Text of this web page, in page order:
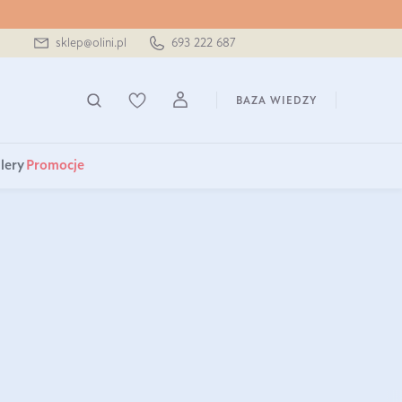
sklep@olini.pl 693 222 687
BAZA WIEDZY
Promocje